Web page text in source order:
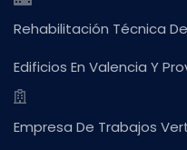
Rehabilitación Técnica
Edificios En Valencia Y
Empresa De Trabajos